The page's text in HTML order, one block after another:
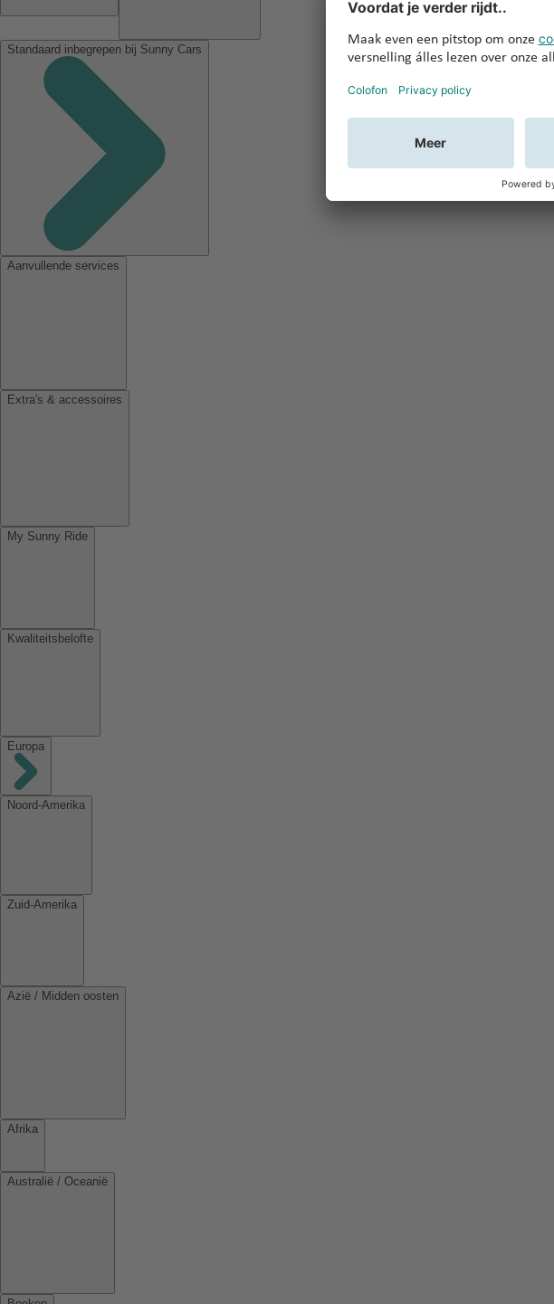
Standaard inbegrepen bij Sunny Cars
Aanvullende services
Extra's & accessoires
My Sunny Ride
Kwaliteitsbelofte
Europa
Noord-Amerika
Zuid-Amerika
Azië / Midden oosten
Afrika
Australië / Oceanië